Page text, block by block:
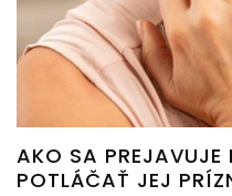
AKO SA
POTLÁČAŤ JEJ